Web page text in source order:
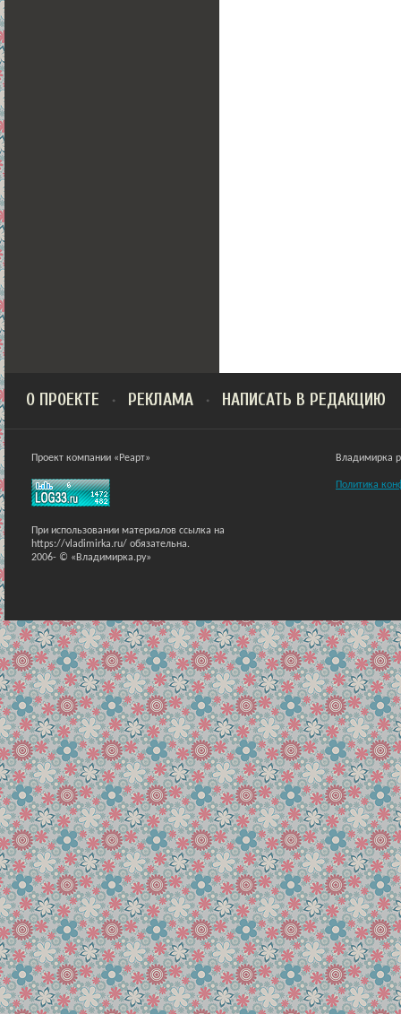
О ПРОЕКТЕ РЕКЛАМА НАПИСАТЬ В РЕДАКЦИЮ
Проект компании «Реарт»
При использовании материалов ссылка на
https://vladimirka.ru/ обязательна.
2006- © «Владимирка.ру»
Владимирка
Политика